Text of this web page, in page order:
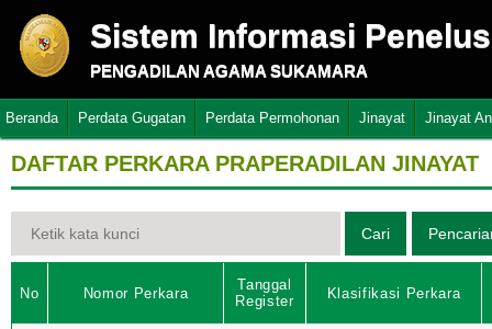
Sistem Informasi
PENGADILAN AGAMA SUKAMARA
Beranda Perdata Gugatan Perdata Permohonan Jinayat Jinayat
DAFTAR PERKARA PRAPERADILAN JINAYAT
No Nomor Perkara
Tanggal
Register
Klasifikasi Perkara